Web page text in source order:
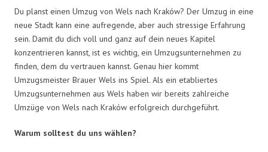
Du planst einen Umzug von Wels nach Kraków? Der Umzug in eine
neue Stadt kann eine aufregende, aber auch stressige Erfahrung
sein. Damit du dich voll und ganz auf dein neues Kapitel
konzentrieren kannst, ist es wichtig, ein Umzugsunternehmen zu
finden, dem du vertrauen kannst. Genau hier kommt
Umzugsmeister Brauer Wels ins Spiel. Als ein etabliertes
Umzugsunternehmen aus Wels haben wir bereits zahlreiche
Umzüge von Wels nach Kraków erfolgreich durchgeführt.
Warum solltest du uns wählen?